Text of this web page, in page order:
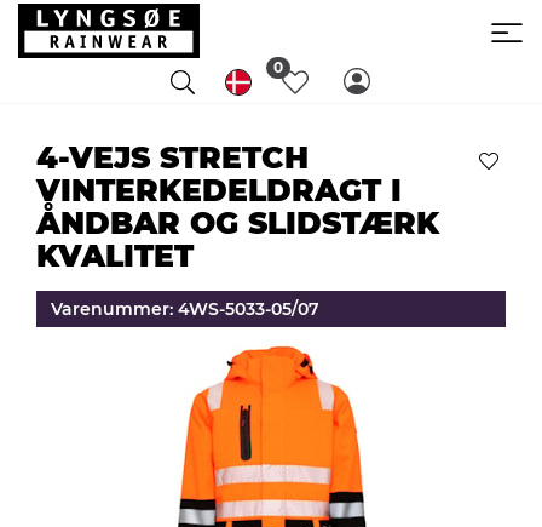
0
4-VEJS STRETCH
VINTERKEDELDRAGT I
ÅNDBAR OG SLIDSTÆRK
KVALITET
Varenummer: 4WS-5033-05/07